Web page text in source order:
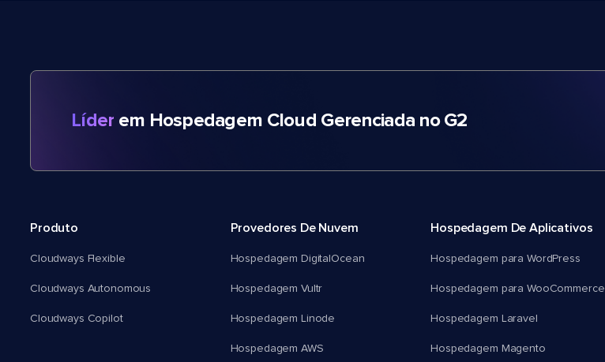
Líder em Hospedagem Cloud Gerenciada no G2
Produto
Cloudways Flexible
Cloudways Autonomous
Cloudways Copilot
Provedores De Nuvem
Hospedagem DigitalOcean
Hospedagem Vultr
Hospedagem Linode
Hospedagem AWS
Hospedagem De Aplicativos
Hospedagem para WordPress
Hospedagem para WooCommerce
Hospedagem Laravel
Hospedagem Magento